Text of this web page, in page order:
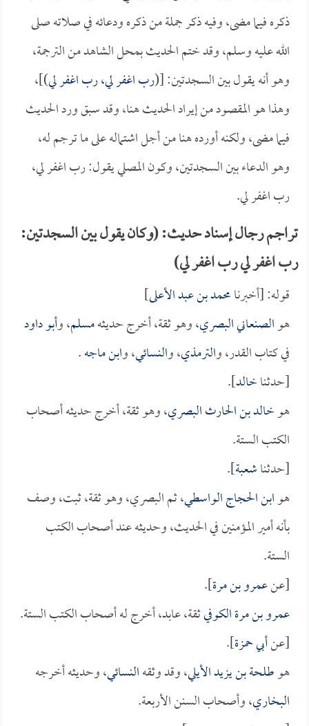
ذكره فيما مضى، وفيه ذكر جملة من ذكره ودعائه في صلاته صلى
الله عليه وسلم، وقد ختم الحديث بمحل الشاهد من الترجمة،
وهو أنه يقول بين السجدتين: [(رب اغفر لي، رب اغفر لي)]،
وهذا هو المقصود من إيراد الحديث هنا، وقد سبق ورد الحديث
فيما مضى، ولكنه أورده هنا من أجل اشتماله على ما ترجم له،
وهو الدعاء بين السجدتين، وكون المصلي يقول: رب اغفر لي،
رب اغفر لي.
تراجم رجال إسناد حديث: (وكان يقول بين السجدتين:
رب اغفر لي رب اغفر لي)
قوله: [أخبرنامحمد بن عبد الأعلى]
هوالصنعاني البصري، وهو ثقة، أخرج حديثهمسلم، وأبو داود
في كتاب القدر، والترمذي، والنسائي، وابن ماجه.
[حدثناخالد].
هوخالد بن الحارث البصري، وهو ثقة، أخرج حديثه أصحاب
الكتب الستة.
[حدثناشعبة].
هوابن الحجاج الواسطي، ثم البصري، وهو ثقة، ثبت، وصف
بأنه أمير المؤمنين في الحديث، وحديثه عند أصحاب الكتب
الستة.
[عنعمرو بن مرة].
عمرو بن مرة الكوفيثقة، عابد، أخرج له أصحاب الكتب الستة.
[عنأبي حمزة].
هوطلحة بن يزيد الأيلي، وقد وثقهالنسائي، وحديثه أخرجه
البخاري، وأصحاب السنن الأربعة.